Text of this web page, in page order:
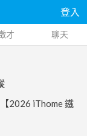
登入
才 聊天
2026 iThome 鐵